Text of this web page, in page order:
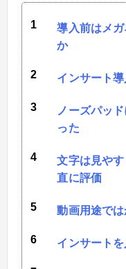
導入前はメ
か
インサート
ノーズパッ
った
文字は見や
直に評価
動画用途で
インサート